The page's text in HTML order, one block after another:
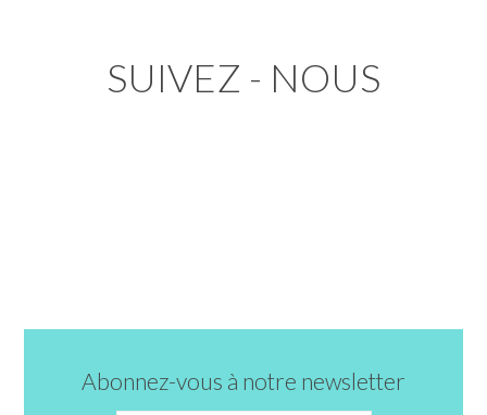
SUIVEZ - NOUS
Abonnez-vous à notre newsletter